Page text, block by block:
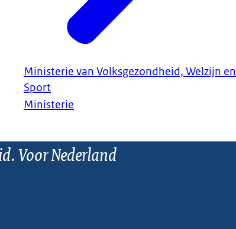
Ministerie van Volksgezondheid, Welzijn en
Sport
Ministerie
Voor Nederland